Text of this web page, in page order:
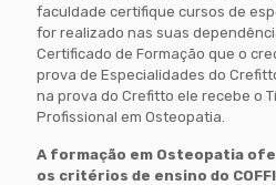
faculdade certifique cursos de
for realizado nas suas
Certificado de Formação que o
prova de Especialidades do
na prova do Crefitto ele recebe o
Profissional em Osteopatia.
A formação em Osteopatia
os critérios de ensino do